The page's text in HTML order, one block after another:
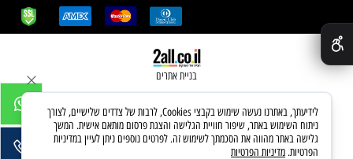
בניית אתרים
לידיעתך, באתרנו נעשה שימוש בקבצי Cookies, לרבות של צדדים שלישיים, לצורך
ניתוח השימוש באתר, שיפור חוויית הגלישה והצגת פרסום מותאם אישית. המשך
גלישה באתר מהווה את הסכמתך לשימוש זה. לפרטים נוספים ניתן לעיין במדיניות
הפרטיות. מדיניות הפרטיות